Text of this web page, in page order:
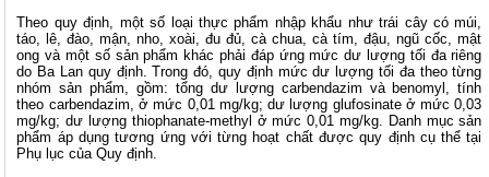
Theo quy định, một số loại thực phẩm nhập khẩu như trái cây có múi,
táo, lê, đào, mận, nho, xoài, đu đủ, cà chua, cà tím, đậu, ngũ cốc, mật
ong và một số sản phẩm khác phải đáp ứng mức dư lượng tối đa riêng
do Ba Lan quy định. Trong đó, quy định mức dư lượng tối đa theo từng
nhóm sản phẩm, gồm: tổng dư lượng carbendazim và benomyl, tính
theo carbendazim, ở mức 0,01 mg/kg; dư lượng glufosinate ở mức 0,03
mg/kg; dư lượng thiophanate-methyl ở mức 0,01 mg/kg. Danh mục sản
phẩm áp dụng tương ứng với từng hoạt chất được quy định cụ thể tại
Phụ lục của Quy định.